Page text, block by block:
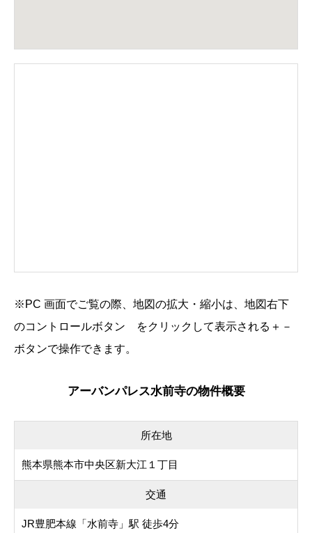
※PC 画面でご覧の際、地図の拡大・縮小は、地図右下
のコントロールボタン
をクリックして表示される ＋ －
ボタンで操作できます。
アーバンパレス水前寺の物件概要
所在地
熊本県熊本市中央区新大江１丁目
交通
JR豊肥本線「水前寺」駅 徒歩4分